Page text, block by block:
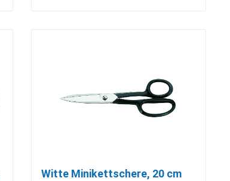
Witte Minikettschere, 20 cm